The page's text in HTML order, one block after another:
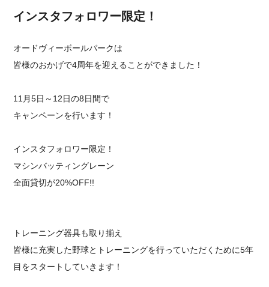
インスタフォロワー限定！
オードヴィーボールパークは⁡
⁡皆様のおかげで4周年を迎えることができました！⁡⁡
⁡11月5日～12日の8日間で⁡
⁡キャンペーンを行います！⁡
⁡インスタフォロワー限定！⁡
⁡マシンバッティングレーン⁡
⁡全面貸切が20%OFF!!
トレーニング器具も取り揃え
皆様に充実した野球とトレーニングを行っていただくために5年
目をスタートしていきます！